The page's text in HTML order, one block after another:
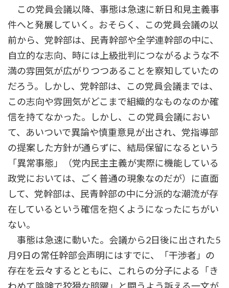
この党員会議以降、事態は急速に新日和見主義事
件へと発展していく。おそらく、この党員会議の以
前から、党幹部は、民青幹部や全学連幹部の中に、
自立的な志向、時には上級批判につながるような不
満の雰囲気が広がりつつあることを察知していたの
だろう。しかし、党幹部は、この党員会議までは、
この志向や雰囲気がどこまで組織的なものなのか確
信を持てなかった。しかし、この党員会議におい
て、あいついで異論や慎重意見が出され、党指導部
の提案した方針が通らずに、結局保留になるという
「異常事態」（党内民主主義が実際に機能している
政党においては、ごく普通の現象なのだが）に直面
して、党幹部は、民青幹部の中に分派的な潮流が存
在しているという確信を抱くようになったにちがい
ない。
事態は急速に動いた。会議から2日後に出された5
月9日の常任幹部会声明にはすでに、「干渉者」の
存在を云々するとともに、これらの分子による「き